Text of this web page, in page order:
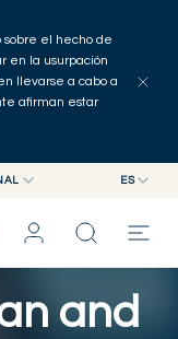
sobre el hecho de
en la usurpación
llevarse a cabo a
afirman estar
ES
FR
DE
ES
and